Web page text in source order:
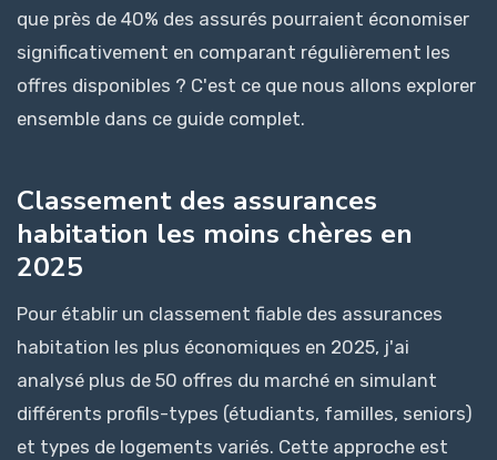
que près de 40% des assurés pourraient économiser
significativement en comparant régulièrement les
offres disponibles ? C'est ce que nous allons explorer
ensemble dans ce guide complet.
Classement des assurances
habitation les moins chères en
2025
Pour établir un classement fiable des assurances
habitation les plus économiques en 2025, j'ai
analysé plus de 50 offres du marché en simulant
différents profils-types (étudiants, familles, seniors)
et types de logements variés. Cette approche est